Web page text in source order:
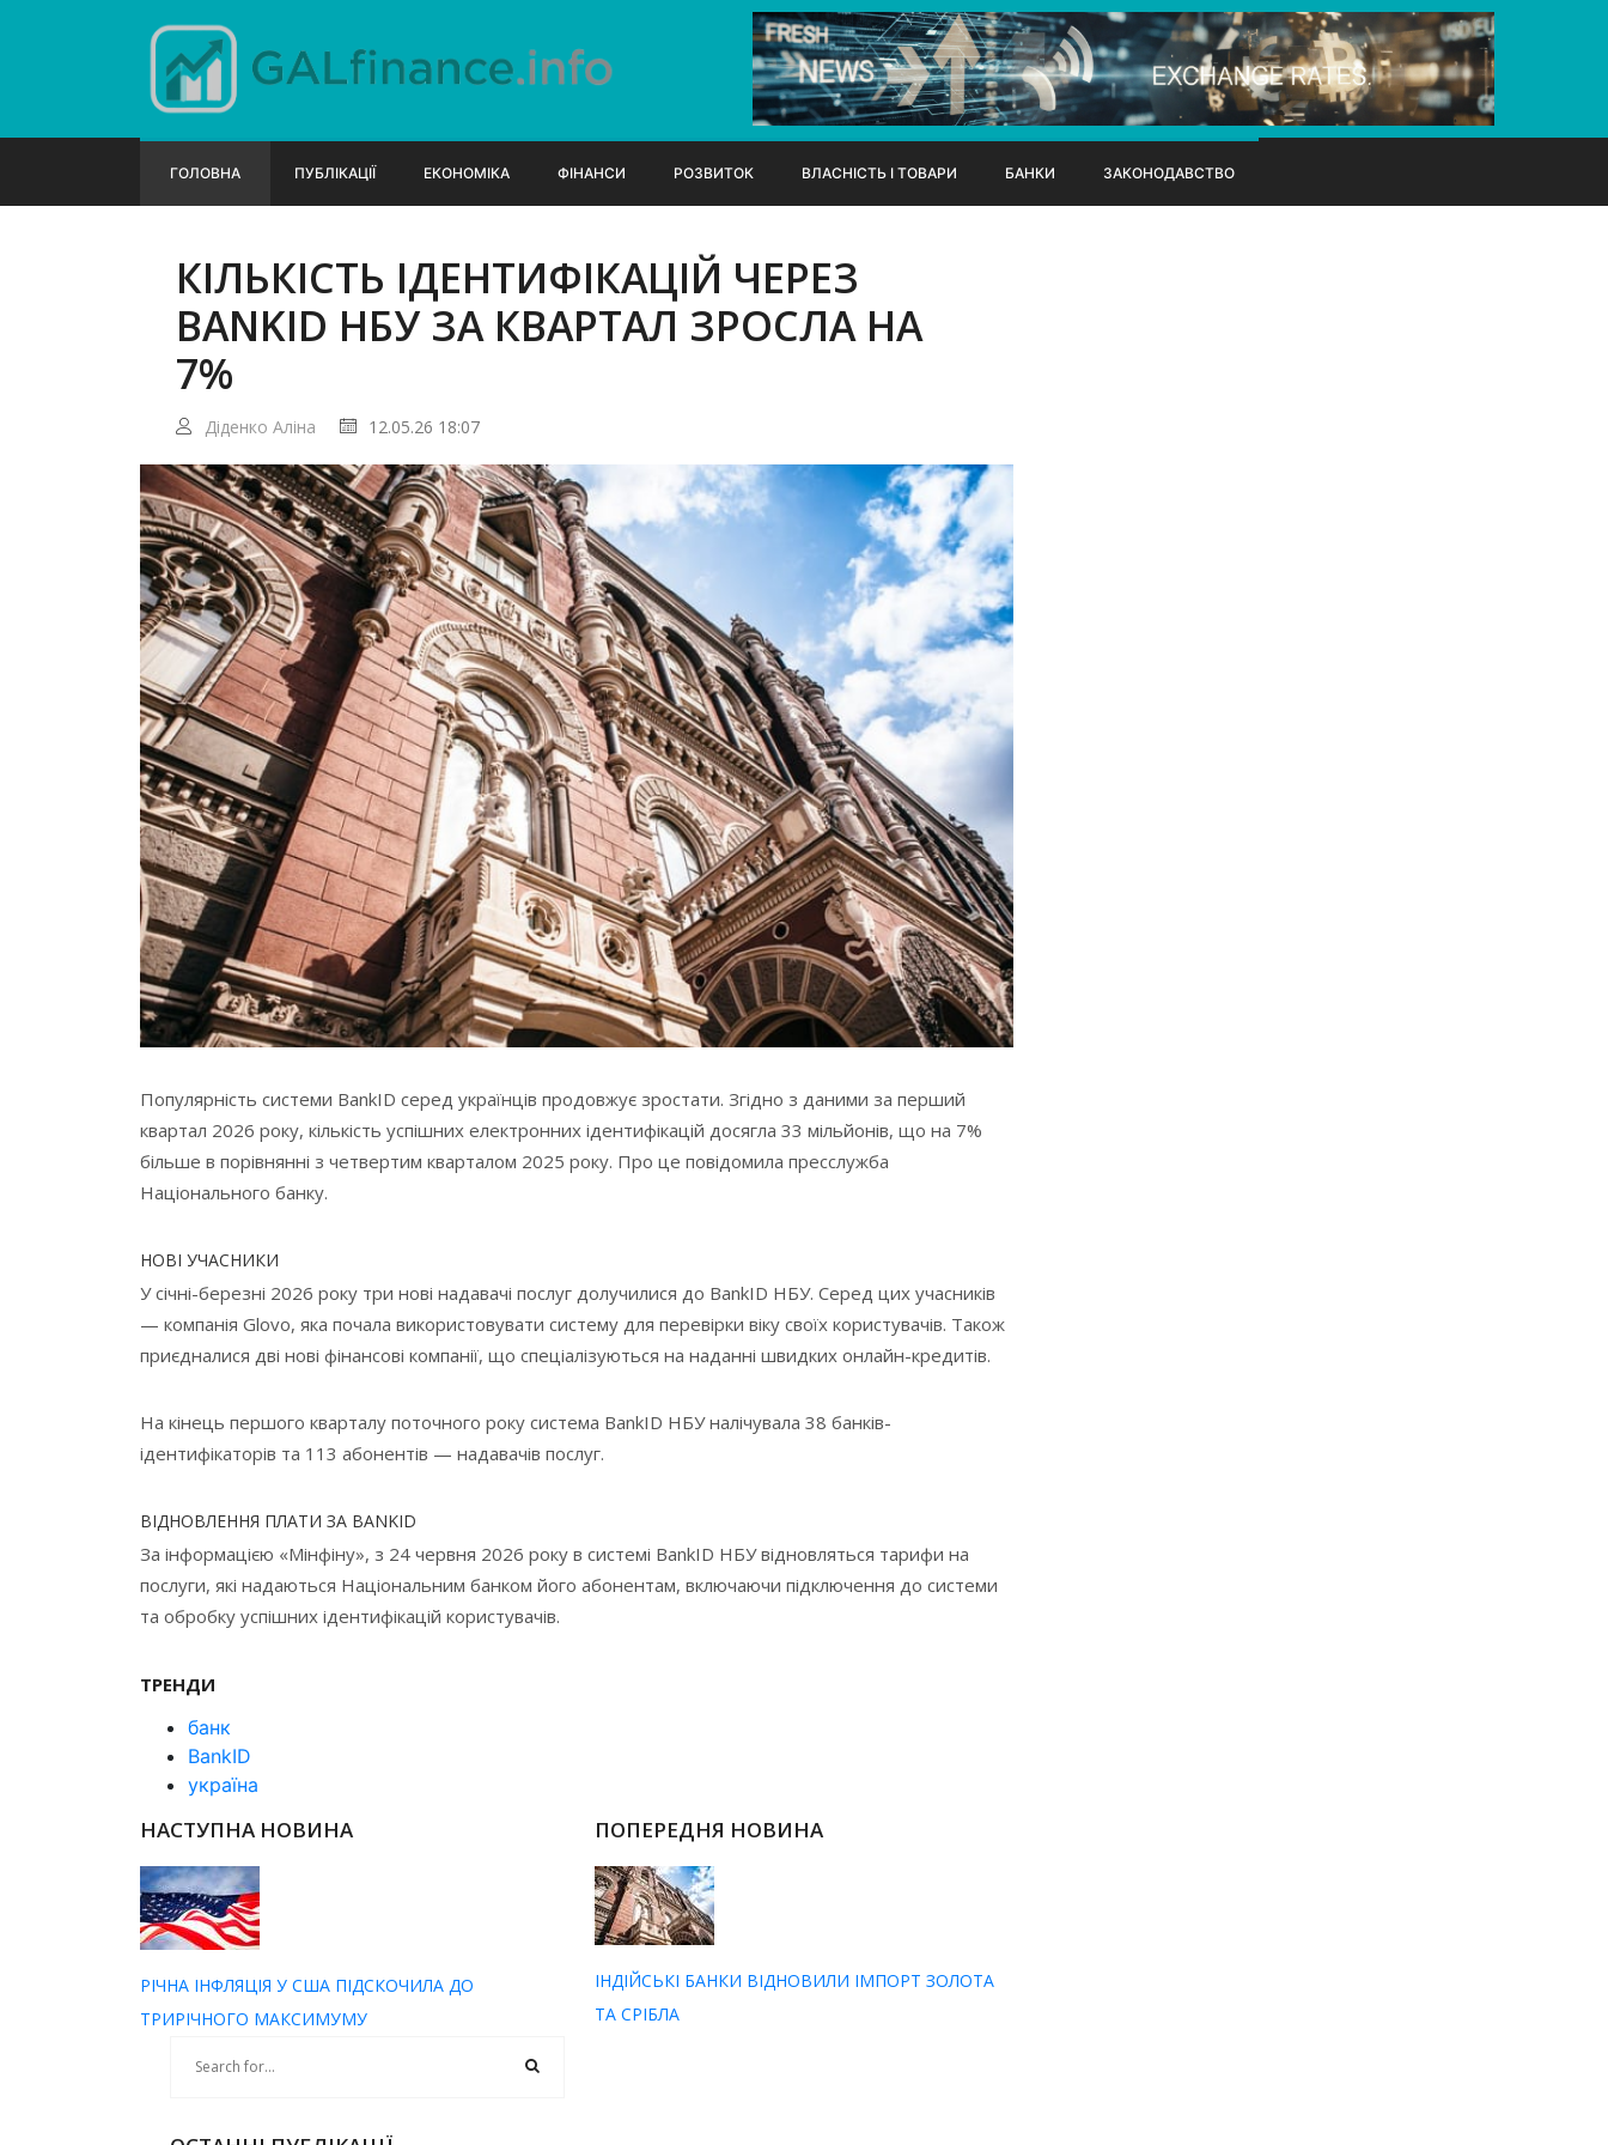
ГОЛОВНА ПУБЛІКАЦІЇ ЕКОНОМІКА ФІНАНСИ РОЗВИТОК ВЛАСНІСТЬ І ТОВАРИ БАНКИ ЗАКОНОДАВСТВО
КІЛЬКІСТЬ ІДЕНТИФІКАЦІЙ ЧЕРЕЗ
BANKID НБУ ЗА КВАРТАЛ ЗРОСЛА НА
7%
Діденко Аліна 12.05.26 18:07
Популярність системи BankID серед українців продовжує зростати. Згідно з даними за перший
квартал 2026 року, кількість успішних електронних ідентифікацій досягла 33 мільйонів, що на 7%
більше в порівнянні з четвертим кварталом 2025 року. Про це повідомила пресслужба
Національного банку.
НОВІ УЧАСНИКИ
У січні-березні 2026 року три нові надавачі послуг долучилися до BankID НБУ. Серед цих учасників
— компанія Glovo, яка почала використовувати систему для перевірки віку своїх користувачів. Також
приєдналися дві нові фінансові компанії, що спеціалізуються на наданні швидких онлайн-кредитів.
На кінець першого кварталу поточного року система BankID НБУ налічувала 38 банків-
ідентифікаторів та 113 абонентів — надавачів послуг.
ВІДНОВЛЕННЯ ПЛАТИ ЗА BANKID
За інформацією «Мінфіну», з 24 червня 2026 року в системі BankID НБУ відновляться тарифи на
послуги, які надаються Національним банком його абонентам, включаючи підключення до системи
та обробку успішних ідентифікацій користувачів.
ТРЕНДИ
банк
BankID
україна
НАСТУПНА НОВИНА
РІЧНА ІНФЛЯЦІЯ У США ПІДСКОЧИЛА ДО
ТРИРІЧНОГО МАКСИМУМУ
ПОПЕРЕДНЯ НОВИНА
ІНДІЙСЬКІ БАНКИ ВІДНОВИЛИ ІМПОРТ ЗОЛОТА
ТА СРІБЛА